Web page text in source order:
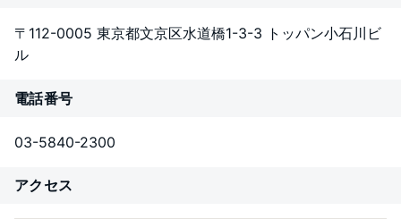
〒112-0005 東京都文京区水道橋1-3-3 トッパン小石川ビ
ル
電話番号
03-5840-2300
アクセス